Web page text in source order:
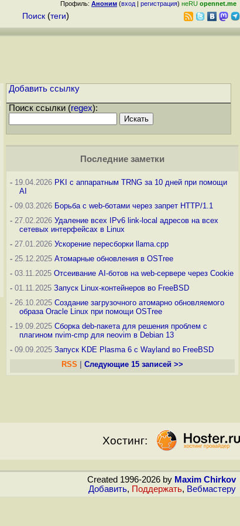
Профиль: Аноним (вход | регистрация) неRU opennet.me
Поиск (теги)
Добавить ссылку
Поиск ссылки (regex):
Последние заметки
- 19.04.2026 PKI с аппаратным TRNG за 10 дней при помощи
AI
- 09.03.2026 Борьба с web-ботами через запрет HTTP/1.1
- 27.02.2026 Удаление всех IPv6 link-local адресов на всех
сетевых интерфейсах в Linux
- 27.01.2026 Ускорение пересборки llama.cpp
- 25.12.2025 Атомарные обновления в OSTree
- 03.11.2025 Отсеивание AI-ботов на web-сервере через Cookie
- 01.11.2025 Запуск Linux-контейнеров во FreeBSD
- 26.10.2025 Создание загрузочного атомарно обновляемого
образа Oracle Linux при помощи OSTree
- 19.09.2025 Сборка deb-пакета для решения проблем с
плагином nvim-cmp для neovim в Debian 13
- 09.09.2025 Запуск KDE Plasma 6 с Wayland во FreeBSD
RSS
Следующие 15 записей >>
Хостинг:
Created 1996-2026 by Maxim Chirkov
Добавить, Поддержать, Вебмастеру